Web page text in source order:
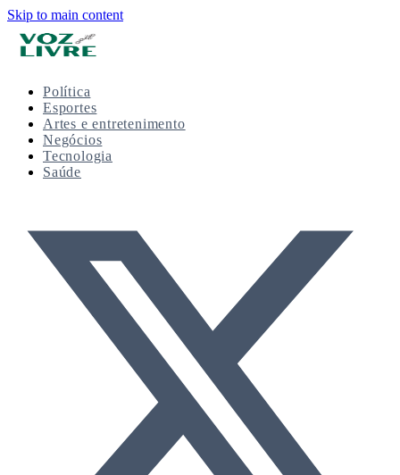
Skip to main content
Política
Esportes
Artes e entretenimento
Negócios
Tecnologia
Saúde